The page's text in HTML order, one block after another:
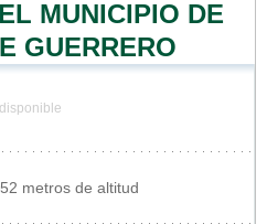
MUNICIPIO DE
GUERRERO
metros de altitud